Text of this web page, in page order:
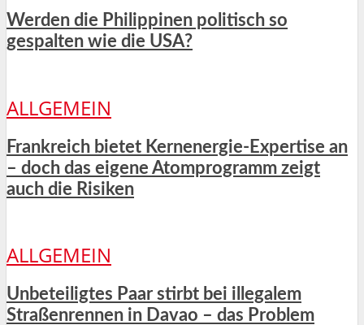
Werden die Philippinen politisch so
gespalten wie die USA?
ALLGEMEIN
Frankreich bietet Kernenergie-Expertise an
– doch das eigene Atomprogramm zeigt
auch die Risiken
ALLGEMEIN
Unbeteiligtes Paar stirbt bei illegalem
Straßenrennen in Davao – das Problem